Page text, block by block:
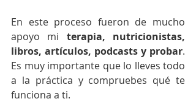
En este proceso fueron de mucho
apoyo mi terapia, nutricionistas,
libros, artículos, podcasts y probar.
Es muy importante que lo lleves todo
a la práctica y compruebes qué te
funciona a ti.